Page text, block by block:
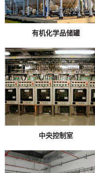
有机化学品储罐
中央控制室